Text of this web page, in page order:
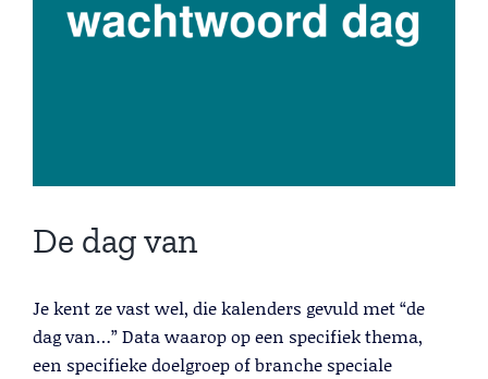
De dag van
Je kent ze vast wel, die kalenders gevuld met “de
dag van…” Data waarop op een specifiek thema,
een specifieke doelgroep of branche speciale
Contact
Lead Generation B2B
Lees meer